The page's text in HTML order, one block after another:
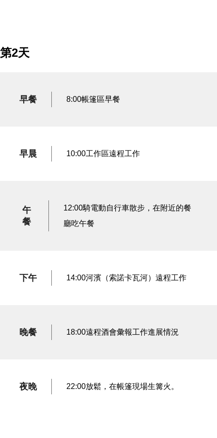
第2天
早餐 8:00帳篷區早餐
早晨 10:00工作區遠程工作
午
餐
12:00騎電動自行車散步，在附近的餐
廳吃午餐
下午 14:00河濱（索諾卡瓦河）遠程工作
晚餐 18:00遠程酒會彙報工作進展情況
夜晚 22:00放鬆，在帳篷現場生篝火。